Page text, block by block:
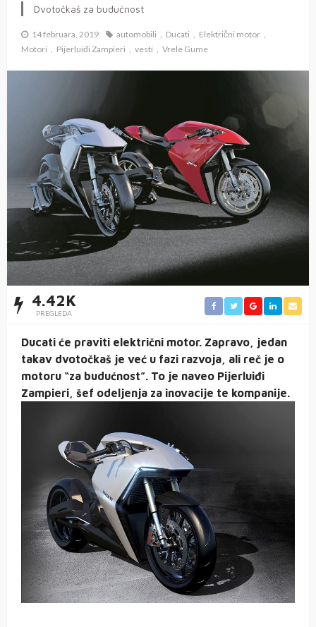
Dvotočkaš za budućnost
14 februara, 2019 automobili Ducati
Električni motor
Motori
Pijerluiđi Zampieri vesti Vrele Gume
4.42K
PREGLEDA
Ducati će praviti električni motor. Zapravo, jedan
takav dvotočkaš je već u fazi razvoja, ali reč je o
motoru “za budućnost”. To je naveo Pijerluiđi
Zampieri, šef odeljenja za inovacije te kompanije.